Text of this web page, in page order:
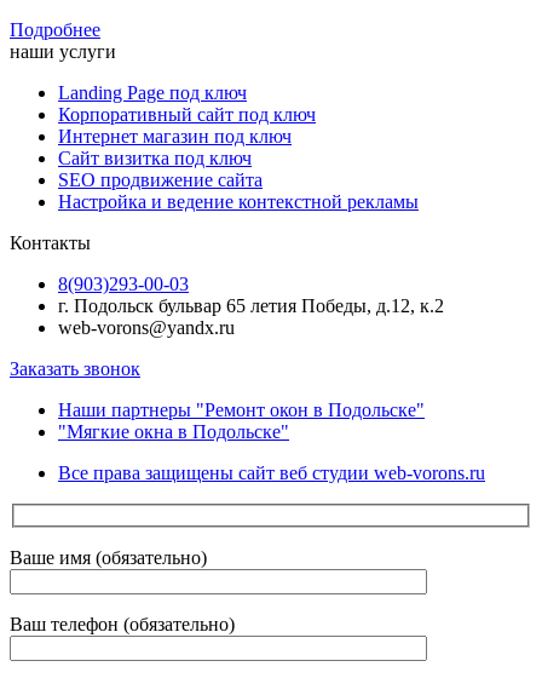
Подробнее
наши услуги
Landing Page под ключ
Корпоративный сайт под ключ
Интернет магазин под ключ
Сайт визитка под ключ
SEO продвижение сайта
Настройка и ведение контекстной рекламы
Контакты
8(903)293-00-03
г. Подольск бульвар 65 летия Победы, д.12, к.2
web-vorons@yandx.ru
Заказать звонок
Наши партнеры "Ремонт окон в Подольске"
"Мягкие окна в Подольске"
Все права защищены сайт веб студии web-vorons.ru
Ваше имя (обязательно)
Ваш телефон (обязательно)